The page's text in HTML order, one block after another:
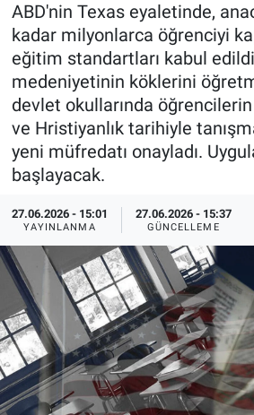
ABD'nin Texas eyaletinde,
kadar milyonlarca öğrenciyi
eğitim standartları kabul
medeniyetinin köklerini
devlet okullarında
ve Hristiyanlık tarihiyle
yeni müfredatı onayladı.
başlayacak.
27.06.2026 - 15:01
YAYINLANMA
27.06.2026 - 15:37
GÜNCELLEME
Trend
Özel Haberler
Yazarlar
Ekonomi
Dünya
Medya
Özel Haberler
Kadın
Erişim Bilgileri
Sağlık
Teknoloji
Ramazan
Son Dakika Haberleri
Haber Arşivi